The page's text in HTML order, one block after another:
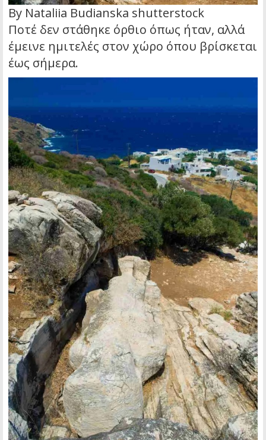
By Nataliia Budianska shutterstock
Ποτέ δεν στάθηκε όρθιο όπως ήταν, αλλά
έμεινε ημιτελές στον χώρο όπου βρίσκεται
έως σήμερα.